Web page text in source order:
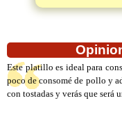
Este platillo es ideal para
poco de consomé de pollo y
con tostadas y verás que será